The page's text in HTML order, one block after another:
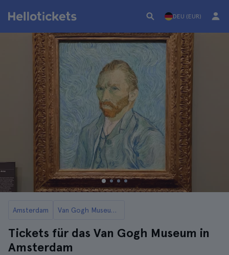
DEU (EUR)
Amsterdam Van Gogh Museum in Amsterdam Tickets und Touren
Tickets für das Van Gogh Museum in
Amsterdam